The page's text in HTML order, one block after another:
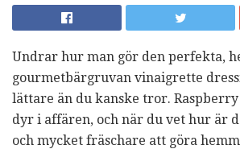
Undrar hur man gör den perfekta,
gourmetbärgruvan vinaigrette
lättare än du kanske tror.
dyr i affären, och när du vet hur är
och mycket fräschare att göra